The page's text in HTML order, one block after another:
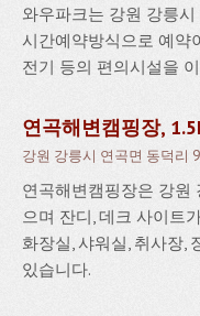
와우파크는 강원 강릉
시간예약방식으로 예약
전기 등의 편의시설을
연곡해변캠핑장,
강원 강릉시 연곡면 동덕리
연곡해변캠핑장은 강원
으며 잔디, 데크 사이트
화장실, 샤워실, 취사장,
있습니다.